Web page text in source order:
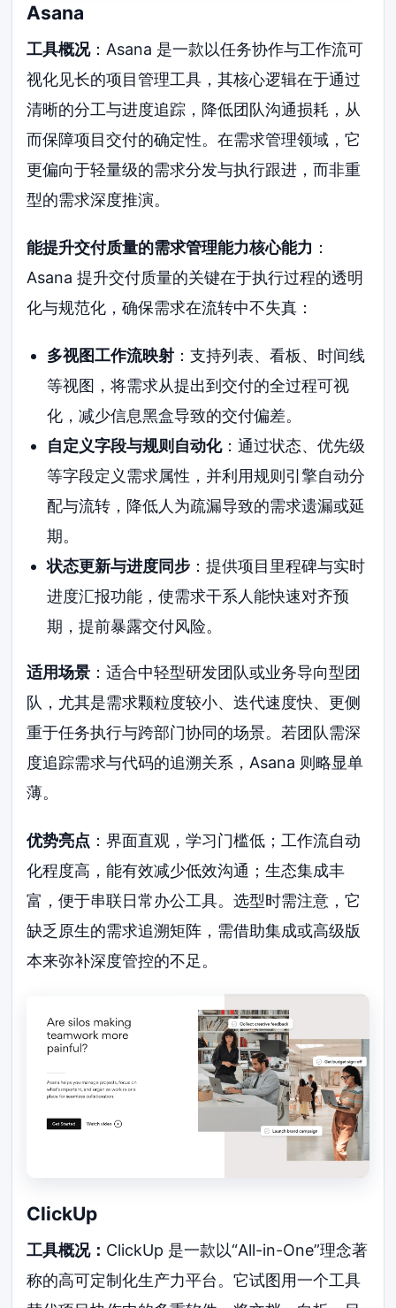
Asana
工具概况：Asana 是一款以任务协作与工作流可
视化见长的项目管理工具，其核心逻辑在于通过
清晰的分工与进度追踪，降低团队沟通损耗，从
而保障项目交付的确定性。在需求管理领域，它
更偏向于轻量级的需求分发与执行跟进，而非重
型的需求深度推演。
能提升交付质量的需求管理能力核心能力 ：
Asana 提升交付质量的关键在于执行过程的透明
化与规范化，确保需求在流转中不失真：
多视图工作流映射：支持列表、看板、时间线
等视图，将需求从提出到交付的全过程可视
化，减少信息黑盒导致的交付偏差。
自定义字段与规则自动化：通过状态、优先级
等字段定义需求属性，并利用规则引擎自动分
配与流转，降低人为疏漏导致的需求遗漏或延
期。
状态更新与进度同步：提供项目里程碑与实时
进度汇报功能，使需求干系人能快速对齐预
期，提前暴露交付风险。
适用场景 ：适合中轻型研发团队或业务导向型团
队，尤其是需求颗粒度较小、迭代速度快、更侧
重于任务执行与跨部门协同的场景。若团队需深
度追踪需求与代码的追溯关系，Asana 则略显单
薄。
优势亮点 ：界面直观，学习门槛低；工作流自动
化程度高，能有效减少低效沟通；生态集成丰
富，便于串联日常办公工具。选型时需注意，它
缺乏原生的需求追溯矩阵，需借助集成或高级版
本来弥补深度管控的不足。
ClickUp
工具概况： ClickUp 是一款以“All-in-One”理念著
称的高可定制化生产力平台。它试图用一个工具